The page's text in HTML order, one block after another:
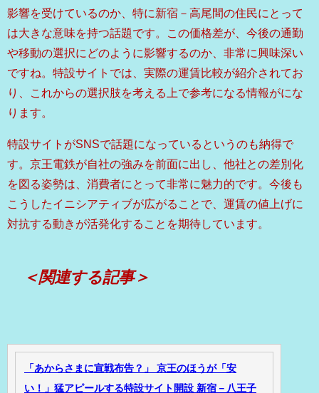
影響を受けているのか、特に新宿－高尾間の住民にとって
は大きな意味を持つ話題です。この価格差が、今後の通勤
や移動の選択にどのように影響するのか、非常に興味深い
ですね。特設サイトでは、実際の運賃比較が紹介されてお
り、これからの選択肢を考える上で参考になる情報がにな
ります。
特設サイトがSNSで話題になっているというのも納得で
す。京王電鉄が自社の強みを前面に出し、他社との差別化
を図る姿勢は、消費者にとって非常に魅力的です。今後も
こうしたイニシアティブが広がることで、運賃の値上げに
対抗する動きが活発化することを期待しています。
＜関連する記事＞
「あからさまに宣戦布告？」 京王のほうが「安
い！」猛アピールする特設サイト開設 新宿－八王子